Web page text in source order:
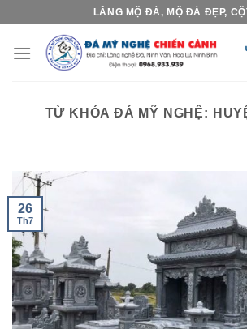
content
LĂNG MỘ ĐÁ, MỘ ĐÁ ĐẸP,
TỪ KHÓA ĐÁ MỸ NGHỆ:
26
Th7